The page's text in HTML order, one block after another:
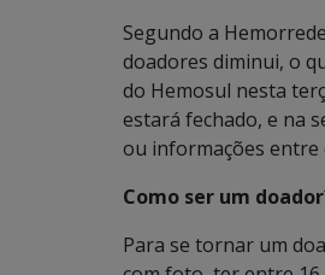
Segundo a
doadores diminui, o
do Hemosul nesta
estará fechado, e na
ou informações entre
Como ser um
Para se tornar um